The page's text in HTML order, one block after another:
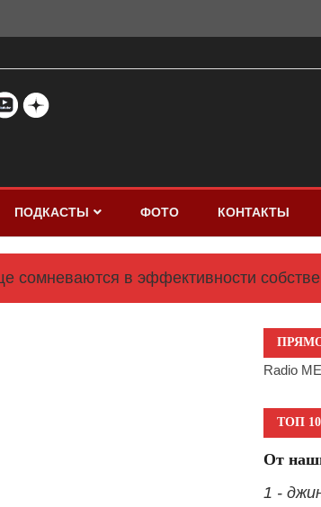
ПОДКАСТЫ ФОТО КОНТАКТЫ
сомневаются в эффективности
Radio
ТОП
От
1 -